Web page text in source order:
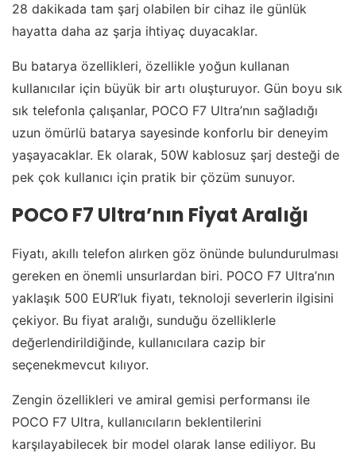
28 dakikada tam şarj olabilen bir cihaz ile günlük
hayatta daha az şarja ihtiyaç duyacaklar.
Bu batarya özellikleri, özellikle yoğun kullanan
kullanıcılar için büyük bir artı oluşturuyor. Gün boyu sık
sık telefonla çalışanlar, POCO F7 Ultra’nın sağladığı
uzun ömürlü batarya sayesinde konforlu bir deneyim
yaşayacaklar. Ek olarak, 50W kablosuz şarj desteği de
pek çok kullanıcı için pratik bir çözüm sunuyor.
POCO F7 Ultra’nın Fiyat Aralığı
Fiyatı, akıllı telefon alırken göz önünde bulundurulması
gereken en önemli unsurlardan biri. POCO F7 Ultra’nın
yaklaşık 500 EUR’luk fiyatı, teknoloji severlerin ilgisini
çekiyor. Bu fiyat aralığı, sunduğu özelliklerle
değerlendirildiğinde, kullanıcılara cazip bir
seçenekmevcut kılıyor.
Zengin özellikleri ve amiral gemisi performansı ile
POCO F7 Ultra, kullanıcıların beklentilerini
karşılayabilecek bir model olarak lanse ediliyor. Bu